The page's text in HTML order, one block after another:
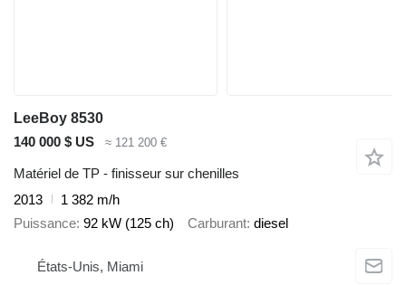
LeeBoy 8530
140 000 $ US
≈ 121 200 €
Matériel de TP - finisseur sur chenilles
2013
1 382 m/h
Puissance 92 kW (125 ch) Carburant diesel
États-Unis, Miami